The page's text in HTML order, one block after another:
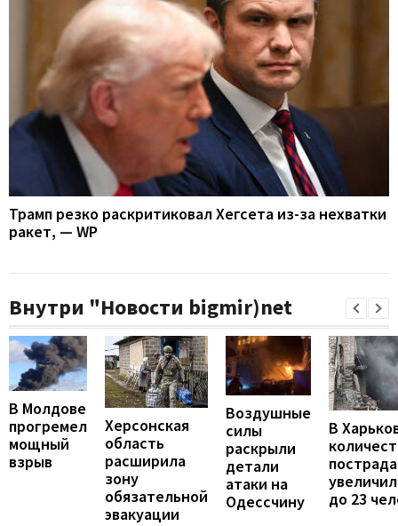
Трамп резко раскритиковал Хегсета из-за нехватки
ракет, — WP
Внутри "Новости bigmir)net
В Молдове
прогремел
мощный
взрыв
Херсонская
область
расширила
зону
обязательной
эвакуации
Воздушные
силы
раскрыли
детали
атаки на
Одессчину
В
до 23